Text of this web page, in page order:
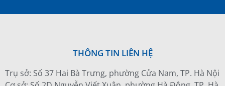
THÔNG TIN LIÊN HỆ
Trụ sở: Số 37 Hai Bà Trưng, phường Cửa Nam, TP. Hà Nội